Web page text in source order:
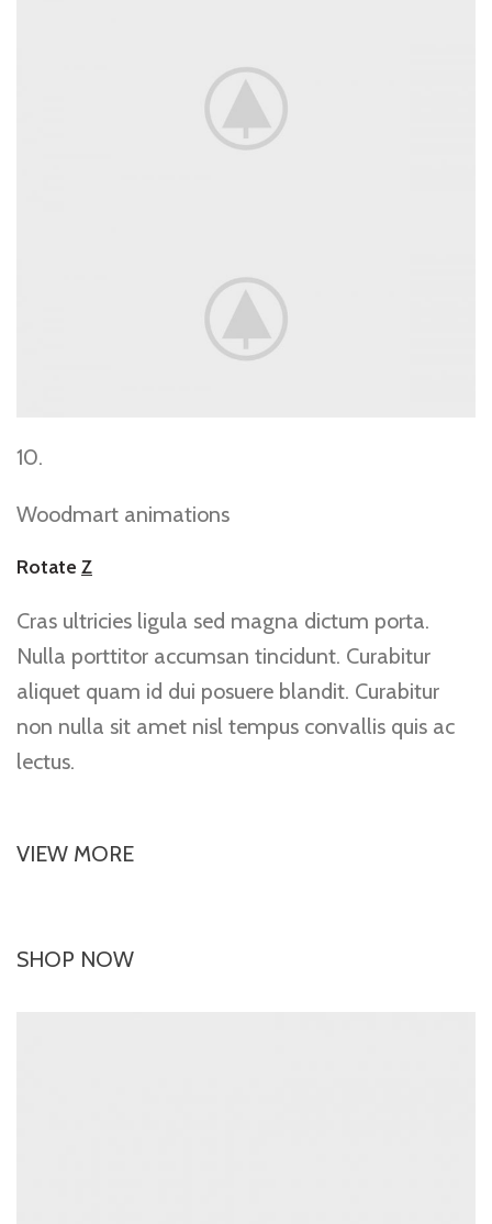
10.
Woodmart animations
Rotate Z
Cras ultricies ligula sed magna dictum porta.
Nulla porttitor accumsan tincidunt. Curabitur
aliquet quam id dui posuere blandit. Curabitur
non nulla sit amet nisl tempus convallis quis ac
lectus.
VIEW MORE
SHOP NOW